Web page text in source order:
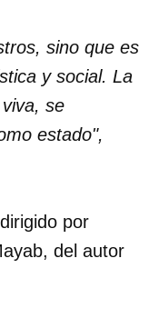
sino que es
y social. La
se
estado",
por
del autor